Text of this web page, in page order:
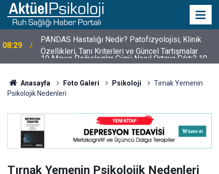
10:30
10 Mayıs Psikologlar Günü Nasıl Ortaya Çıktı? 10
Mayıs Tarihinin Hikayesi
Anasayfa Foto Galeri Psikoloji
Tırnak Yemenin
Psikolojik Nedenleri
Tırnak Yemenin Psikolojik Nedenleri